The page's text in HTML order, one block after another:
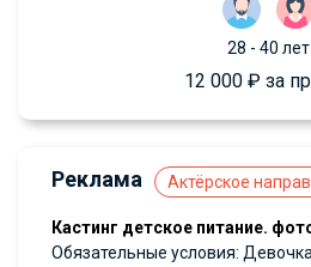
28 - 40 лет
12 000 ₽ за
Реклама Актёрское
Кастинг детское питание.
Обязательные условия: